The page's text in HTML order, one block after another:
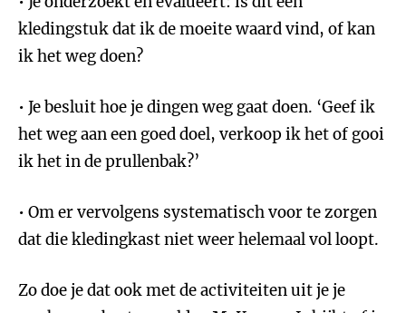
kledingstuk dat ik de moeite waard vind, of kan
ik het weg doen?
• Je besluit hoe je dingen weg gaat doen. ‘Geef ik
het weg aan een goed doel, verkoop ik het of gooi
ik het in de prullenbak?’
• Om er vervolgens systematisch voor te zorgen
dat die kledingkast niet weer helemaal vol loopt.
Zo doe je dat ook met de activiteiten uit je je